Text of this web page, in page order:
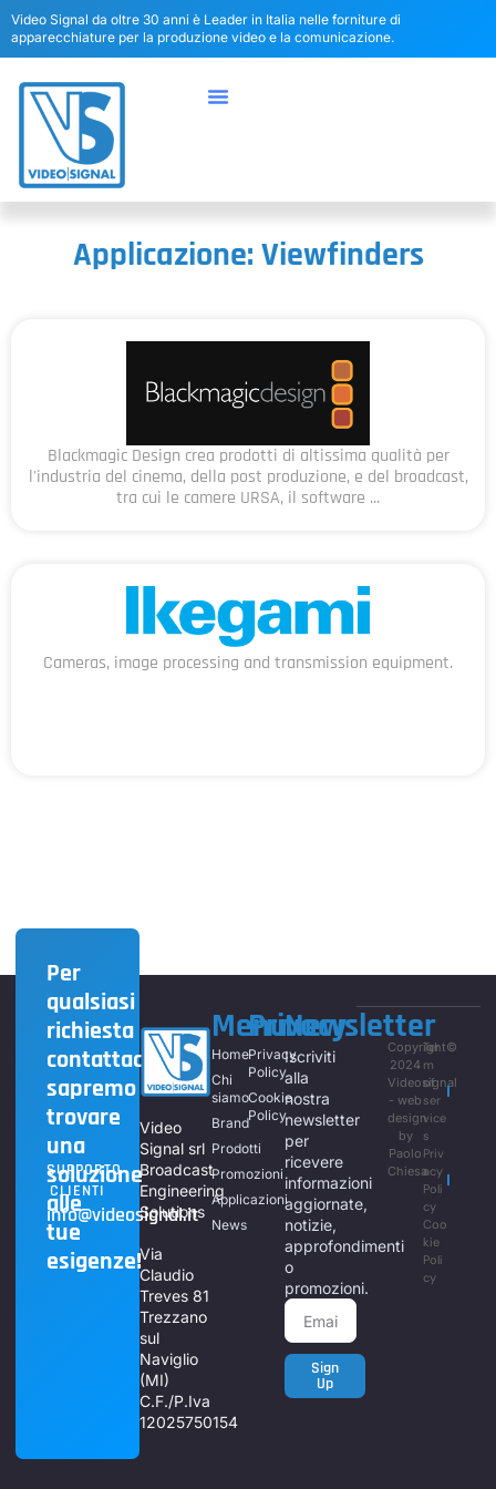
Video Signal da oltre 30 anni è Leader in Italia nelle forniture di
apparecchiature per la produzione video e la comunicazione.
Applicazione: Viewfinders
Blackmagic Design crea prodotti di altissima qualità per
l'industria del cinema, della post produzione, e del broadcast,
tra cui le camere URSA, il software ...
Cameras, image processing and transmission equipment.
Per
qualsiasi
richiesta
contattaci,
sapremo
trovare
una
soluzione
alle
tue
esigenze!
SUPPORTO
CLIENTI
info@videosignal.it
Video
Signal srl
Broadcast
Engineering
Solutions
Via
Claudio
Treves 81
Trezzano
sul
Naviglio
(MI)
C.F./P.Iva
12025750154
Menu
Home
Chi
siamo
Brand
Prodotti
Promozioni
Applicazioni
News
Privacy
Privacy
Policy
Cookie
Policy
Newsletter
Iscriviti
alla
nostra
newsletter
per
ricevere
informazioni
aggiornate,
notizie,
approfondimenti
o
promozioni.
Sign
Up
Copyright©
2024
Videosignal
- web
design
by
Paolo
Chiesa
Ter
m
of
ser
vice
s
Priv
acy
Poli
cy
Coo
kie
Poli
cy